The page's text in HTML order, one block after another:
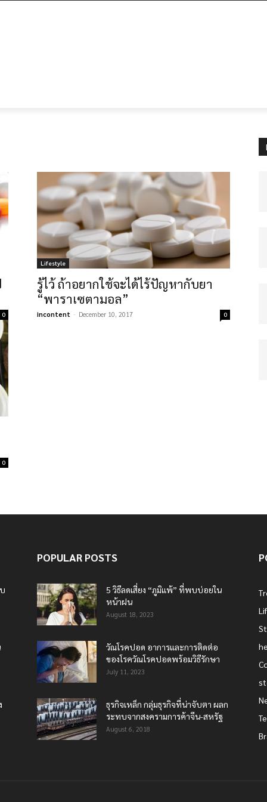
0
Lifestyle
รู้ไว้ ถ้าอยากใช้จะได้ไร้ปัญหากับยา
“พาราเซตามอล”
incontent - December 10, 2017 0
0
POPULAR POSTS
5 วิธีลดเสี่ยง “ภูมิแพ้” ที่พบบ่อยใน
หน้าฝน
August 18, 2023
วัณโรคปอด อาการและการติดต่อ
ของโรควัณโรคปอดพร้อมวิธีรักษา
July 11, 2023
ธุรกิจเหล็ก กลุ่มธุรกิจที่น่าจับตา ผลก
ระทบจากสงครามการค้าจีน-สหรัฐ
August 6, 2018